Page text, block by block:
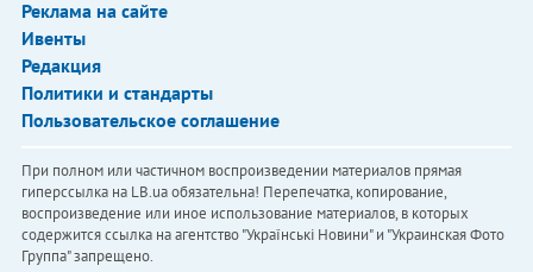
Реклама на сайте
Ивенты
Редакция
Политики и стандарты
Пользовательское соглашение
При полном или частичном воспроизведении материалов прямая
гиперссылка на LB.ua обязательна! Перепечатка, копирование,
воспроизведение или иное использование материалов, в которых
содержится ссылка на агентство "Українськi Новини" и "Украинская Фото
Группа" запрещено.